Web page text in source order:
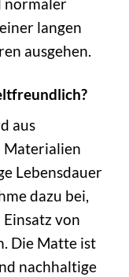
langen
ausgehen.
aus
Materialien
Lebensdauer
dazu bei,
von
Die Matte ist
nachhaltige